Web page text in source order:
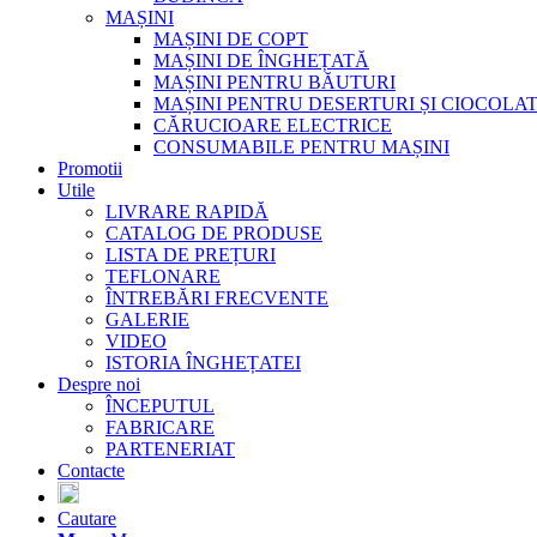
MAȘINI
MAȘINI DE COPT
MAȘINI DE ÎNGHEȚATĂ
MAȘINI PENTRU BĂUTURI
MAȘINI PENTRU DESERTURI ȘI
CĂRUCIOARE ELECTRICE
CONSUMABILE PENTRU MAȘINI
Promotii
Utile
LIVRARE RAPIDĂ
CATALOG DE PRODUSE
LISTA DE PREȚURI
TEFLONARE
ÎNTREBĂRI FRECVENTE
GALERIE
VIDEO
ISTORIA ÎNGHEȚATEI
Despre noi
ÎNCEPUTUL
FABRICARE
PARTENERIAT
Contacte
Cautare